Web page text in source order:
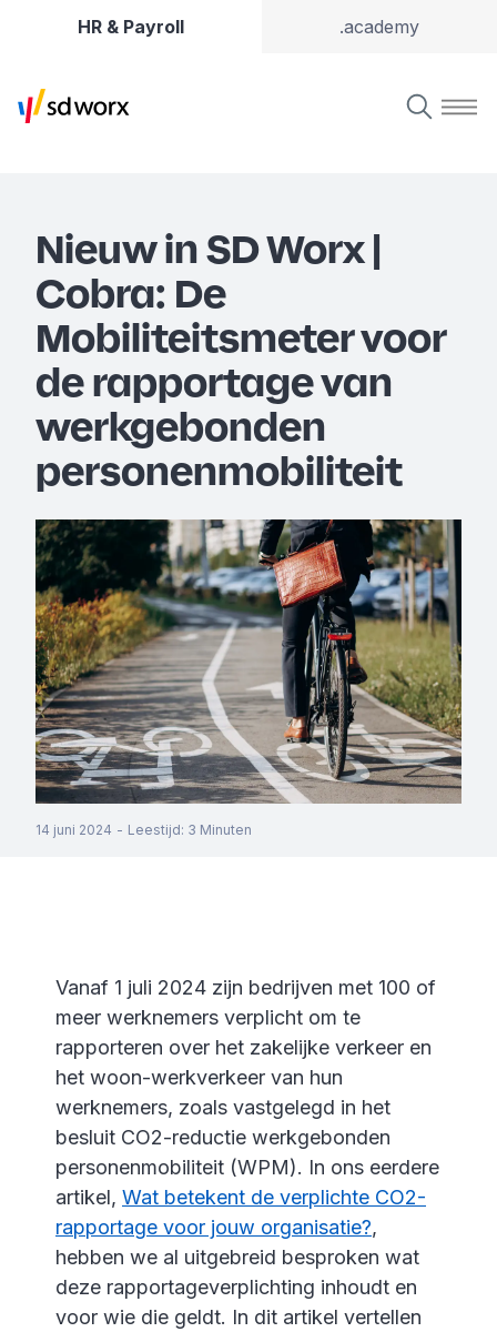
HR & Payroll .academy
Nieuw in SD Worx |
Cobra: De
Mobiliteitsmeter voor
de rapportage van
werkgebonden
personenmobiliteit
14 juni 2024 - Leestijd: 3 Minuten
Vanaf 1 juli 2024 zijn bedrijven met 100 of
meer werknemers verplicht om te
rapporteren over het zakelijke verkeer en
het woon-werkverkeer van hun
werknemers, zoals vastgelegd in het
besluit CO2-reductie werkgebonden
personenmobiliteit (WPM). In ons eerdere
artikel, Wat betekent de verplichte CO2-
rapportage voor jouw organisatie?,
hebben we al uitgebreid besproken wat
deze rapportageverplichting inhoudt en
voor wie die geldt. In dit artikel vertellen